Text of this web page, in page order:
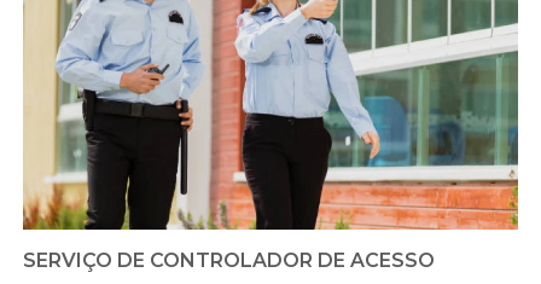
SERVIÇO DE CONTROLADOR DE ACESSO